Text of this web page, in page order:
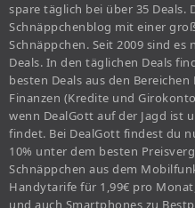
spare täglich bei über 35 Deals.
Schnäppchenblog mit einer
Schnäppchen. Seit 2009 sind es
Deals. In den täglichen Deals
besten Deals aus den
Finanzen (Kredite und
wenn DealGott auf der Jagd ist
findet. Bei DealGott findest du
10% unter dem besten
Schnäppchen aus dem
Handytarife für 1,99€ pro
und auch Smartphones zu